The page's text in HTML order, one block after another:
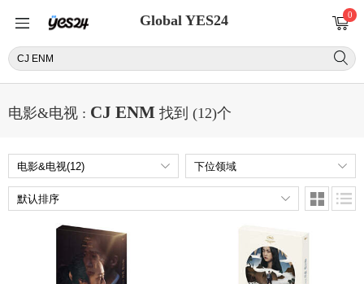
Global YES24 0
电影&电视 : CJ ENM 找到 (12)个